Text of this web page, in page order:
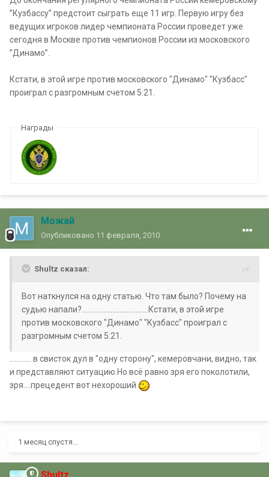
”Кузбассу” предстоит сыграть еще 11 игр. Первую игру без
ведущих игроков лидер чемпионата России проведет уже
сегодня в Москве против чемпионов России из московского
”Динамо”.
Кстати, в этой игре против московского "Динамо" "Кузбасс"
проиграл с разгромным счетом 5:21.
Награды
Можай
Опубликовано 11 февраля, 2010
Shultz сказал:
Вот наткнулся на одну статью. Что там было? Почему на
судью напали?.....................................Кстати, в этой игре
против московского "Динамо" "Кузбасс" проиграл с
разгромным счетом 5:21.
............ в свисток дул в "одну сторону", кемеровчани, видно, так
и представляют ситуацию.Но всё равно зря его поколотили,
зря....прецедент вот нехороший
1 месяц спустя...